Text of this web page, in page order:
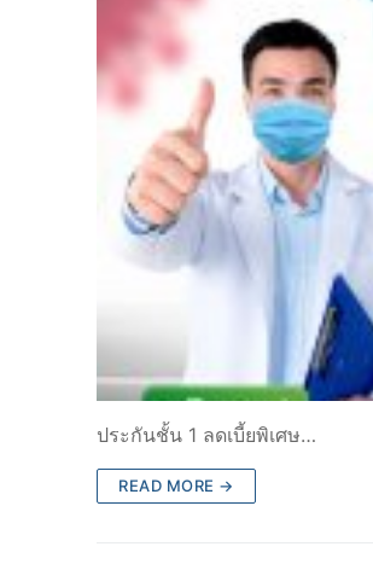
ประกันชั้น 1 ลดเบี้ยพิเศษ…
READ MORE →